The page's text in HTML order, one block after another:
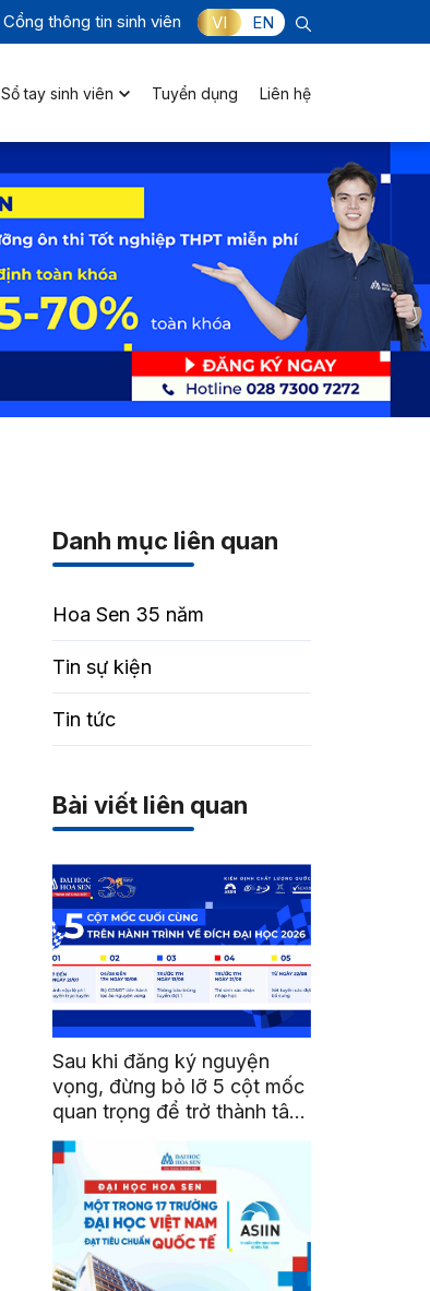
Cổng thông tin sinh viên VI EN
Sổ tay sinh viên Tuyển dụng Liên hệ
Danh mục liên quan
Hoa Sen 35 năm
Tin sự kiện
Tin tức
Bài viết liên quan
Sau khi đăng ký nguyện
vọng, đừng bỏ lỡ 5 cột mốc
quan trọng để trở thành tân
sinh viên HSU